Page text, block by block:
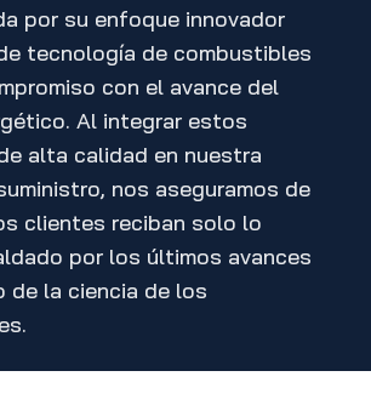
por su enfoque innovador
tecnología de combustibles
con el avance del
Al integrar estos
alta calidad en nuestra
nos aseguramos de
clientes reciban solo lo
por los últimos avances
de la ciencia de los